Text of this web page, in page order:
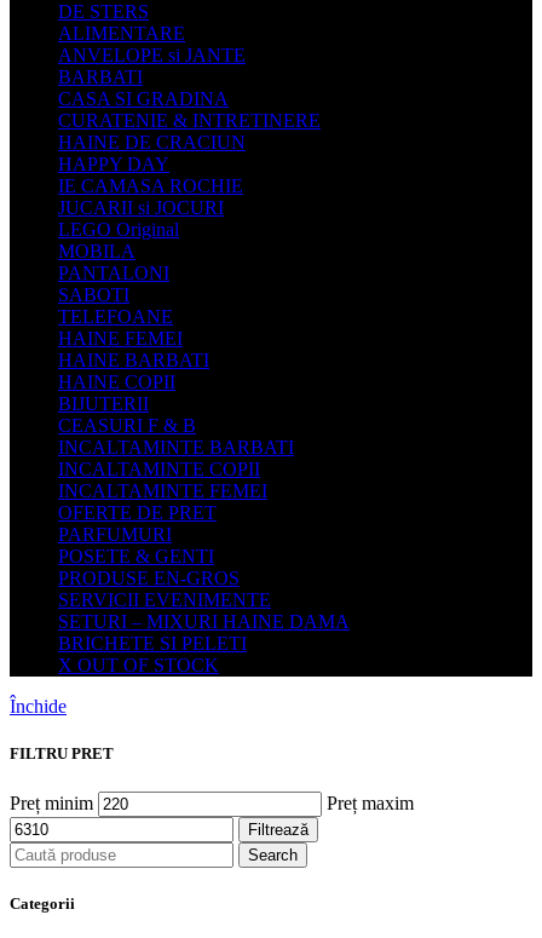
DE STERS
ALIMENTARE
ANVELOPE si JANTE
BARBATI
CASA SI GRADINA
CURATENIE & INTRETINERE
HAINE DE CRACIUN
HAPPY DAY
IE CAMASA ROCHIE
JUCARII si JOCURI
LEGO Original
MOBILA
PANTALONI
SABOTI
TELEFOANE
HAINE FEMEI
HAINE BARBATI
HAINE COPII
BIJUTERII
CEASURI F & B
INCALTAMINTE BARBATI
INCALTAMINTE COPII
INCALTAMINTE FEMEI
OFERTE DE PRET
PARFUMURI
POSETE & GENTI
PRODUSE EN-GROS
SERVICII EVENIMENTE
SETURI – MIXURI HAINE DAMA
BRICHETE SI PELETI
X OUT OF STOCK
Închide
FILTRU PRET
Preț minim Preț maxim
Filtrează
Search
Categorii